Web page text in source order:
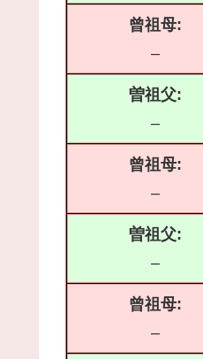
曾祖母:
–
曽祖父:
–
曾祖母:
–
曽祖父:
–
曾祖母:
–